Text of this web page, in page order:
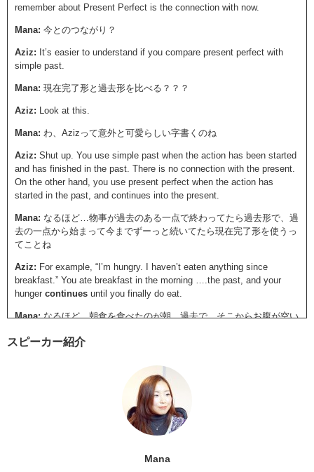
remember about Present Perfect is the connection with now.
Mana: 今とのつながり？
Aziz: It’s easier to understand if you compare present perfect with
simple past.
Mana: 現在完了形と過去形を比べる？？？
Aziz: Look at this.
Mana: わ、Azizって意外と可愛らしい字書くのね
Aziz: Shut up. You use simple past when the action has been started
and has finished in the past. There is no connection with the present.
On the other hand, you use present perfect when the action has
started in the past, and continues into the present.
Mana: なるほど…物事が過去のある一点で終わってたら過去形で、過
去の一点から始まって今までずーっと続いてたら現在完了形を使うっ
てことね
Aziz: For example, “I’m hungry. I haven’t eaten anything since
breakfast.” You ate breakfast in the morning ….the past, and your
hunger continues until you finally do eat.
Mana:なるほど。朝食を食べたのが朝、過去で、そこからお腹が空い
なるほどー。現在完了形ってそういうやって使うんだね。他に
That’s good question. We use present perfect when we talk
about experiences. For example, “I have been to the US three times.”
スピーカー紹介
Mana